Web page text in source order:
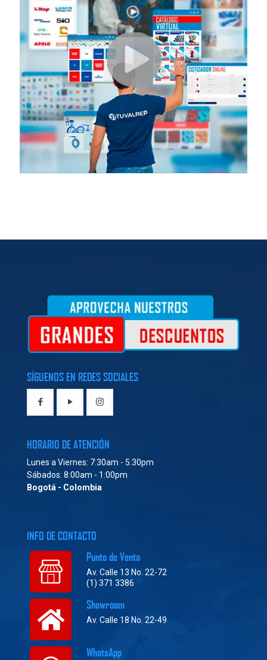
SÍGUENOS EN REDES SOCIALES
HORARIO DE ATENCIÓN
Lunes a Viernes: 7:30am - 5:30pm
Sábados: 8:00am - 1:00pm
Bogotá - Colombia
INFO DE CONTACTO
Punto de Venta
Av. Calle 13 No. 22-72
(1) 371 3386
Showroom
Av. Calle 18 No. 22-49
WhatsApp